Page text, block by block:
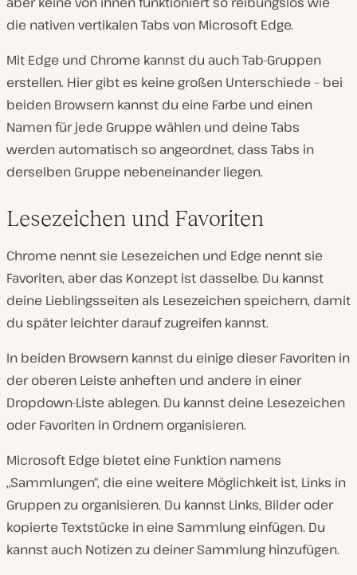
die nativen vertikalen Tabs von Microsoft Edge.
Mit Edge und Chrome kannst du auch Tab-Gruppen
erstellen. Hier gibt es keine großen Unterschiede – bei
beiden Browsern kannst du eine Farbe und einen
Namen für jede Gruppe wählen und deine Tabs
werden automatisch so angeordnet, dass Tabs in
derselben Gruppe nebeneinander liegen.
Lesezeichen und Favoriten
Chrome nennt sie Lesezeichen und Edge nennt sie
Favoriten, aber das Konzept ist dasselbe. Du kannst
deine Lieblingsseiten als Lesezeichen speichern, damit
du später leichter darauf zugreifen kannst.
In beiden Browsern kannst du einige dieser Favoriten in
der oberen Leiste anheften und andere in einer
Dropdown-Liste ablegen. Du kannst deine Lesezeichen
oder Favoriten in Ordnern organisieren.
Microsoft Edge bietet eine Funktion namens
„Sammlungen“, die eine weitere Möglichkeit ist, Links in
Gruppen zu organisieren. Du kannst Links, Bilder oder
kopierte Textstücke in eine Sammlung einfügen. Du
kannst auch Notizen zu deiner Sammlung hinzufügen.